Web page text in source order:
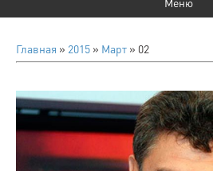
Главная » 2015 » Март » 02